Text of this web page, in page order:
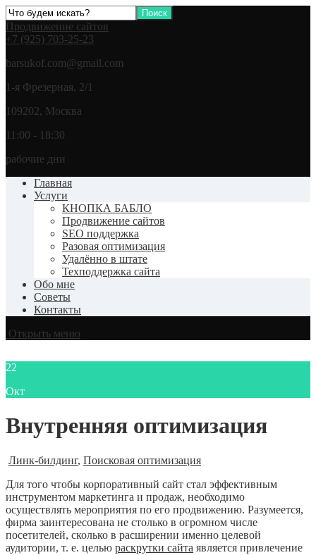
Продвижение сайтов
+7 (925) 703-25-23
barsukof.com@gmail.com
1-я Фрезерная, 2/1
109202, Москва
11:00 - 18:30
рабочие дни
Главная
Услуги
КНОПКА БАБЛО
Продвижение сайтов
SEO поддержка
Разовая оптимизация
Удалённо в штате
Техподдержка сайта
Обо мне
Советы
Контакты
Открыть меню
22
Окт
Внутренняя оптимизация
Линк-билдинг, Поисковая оптимизация
Для того чтобы корпоративный сайт стал эффективным
инструментом маркетинга и продаж, необходимо
осуществлять мероприятия по его продвижению. Разумеется,
фирма заинтересована не столько в огромном числе
посетителей, сколько в расширении именно целевой
аудитории, т. е. целью раскрутки сайта является привлечение